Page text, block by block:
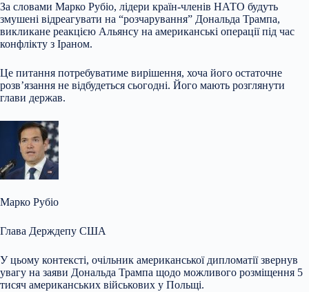
За словами Марко Рубіо, лідери країн-членів НАТО будуть
змушені відреагувати на “розчарування” Дональда Трампа,
викликане реакцією Альянсу на американські операції під час
конфлікту з Іраном.
Це питання потребуватиме вирішення, хоча його остаточне
розв’язання не відбудеться сьогодні. Його мають розглянути
глави держав.
Марко Рубіо
Глава Держдепу США
У цьому контексті, очільник американської дипломатії звернув
увагу на заяви Дональда Трампа щодо можливого розміщення 5
тисяч американських військових у Польщі.